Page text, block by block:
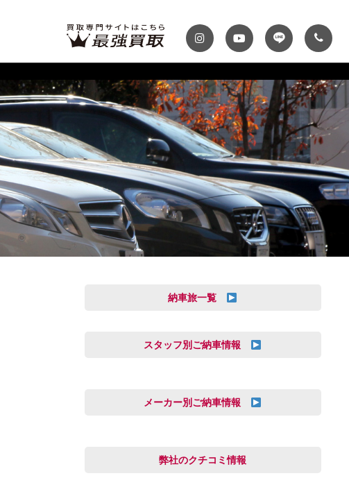
MINI Audi
MASERATI VOLVO
メンテナンスパック 自動車保険
ご納車までの流れ
カーディテール
トップランク千葉
サービスファクトリー
トップランク神戸
ROKKO i PARK
トップランク・マガジン
納車旅一覧
スタッフ別ご納車情報
メーカー別ご納車情報
弊社のクチコミ情報